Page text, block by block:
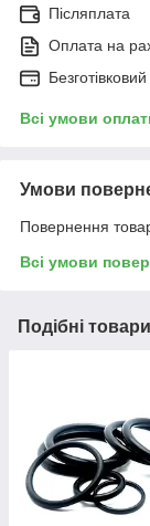
Післяплата
Оплата на
Всі умови
Умови
Повернення
Всі умови
Подібні